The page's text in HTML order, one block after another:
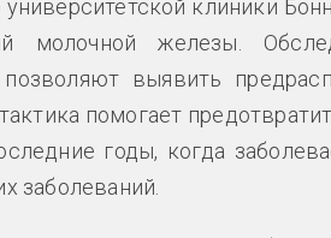
клиники
молочной железы.
выявить
помогает
годы, когда
заболеваний.